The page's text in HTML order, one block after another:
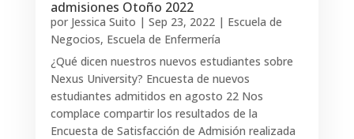
admisiones Otoño 2022
por Jessica Suito | Sep 23, 2022| Escuela de
Negocios, Escuela de Enfermería
¿Qué dicen nuestros nuevos estudiantes sobre
Nexus University? Encuesta de nuevos
estudiantes admitidos en agosto 22 Nos
complace compartir los resultados de la
Encuesta de Satisfacción de Admisión realizada